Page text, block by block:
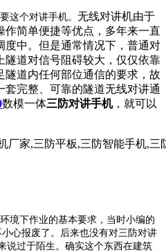
这个对讲手机。 无线对讲机由于
简单便捷等优点，多年来一直
度中。但是通常情况下，普通对
隧道对信号阻碍较大，仅仅依靠
道内任何部位通信的要求，故
完整、可靠的隧道无线对讲通
数模一体三防对讲手机，就可以
境下作业的基本要求，当时小编的
心报废了。后来也没有对三防对讲
说过于陌生。确实这个东西在建筑